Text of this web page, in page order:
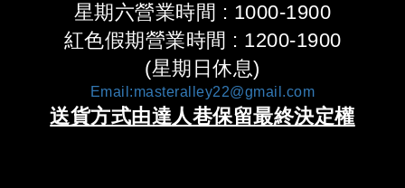
星期六營業時間 : 1000-1900
紅色假期營業時間 : 1200-1900
(星期日休息)
Email:masteralley22@gmail.com
送貨方式由達人巷保留最終決定權